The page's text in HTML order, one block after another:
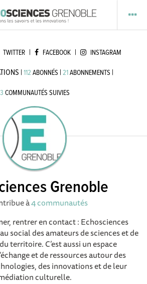
TWITTER | FACEBOOK | INSTAGRAM
| 112 ABONNÉS | 21ABONNEMENTS |
3 COMMUNAUTÉS SUIVIES
Grenoble
à4 communautés
rentrer en contact : Echosciences
social des amateurs de sciences et de
territoire. C’est aussi un espace
et de ressources autour des
des innovations et de leur
culturelle.